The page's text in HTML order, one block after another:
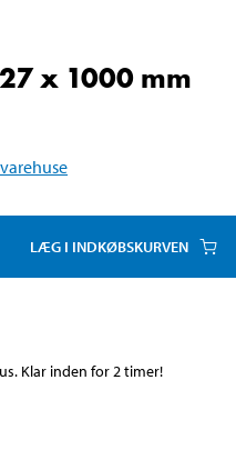
x 1000 mm
varehuse
LÆG I INDKØBSKURVEN
Klar inden for 2 timer!